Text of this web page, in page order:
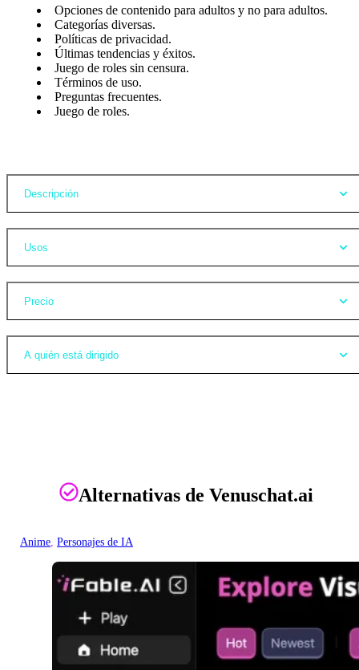
Opciones de contenido para adultos y no para adultos.
Categorías diversas.
Políticas de privacidad.
Últimas tendencias y éxitos.
Juego de roles sin censura.
Términos de uso.
Preguntas frecuentes.
Juego de roles.
Descripción
Usos
Precio
A quién está dirigido
Alternativas de Venuschat.ai
Anime, Personajes de IA